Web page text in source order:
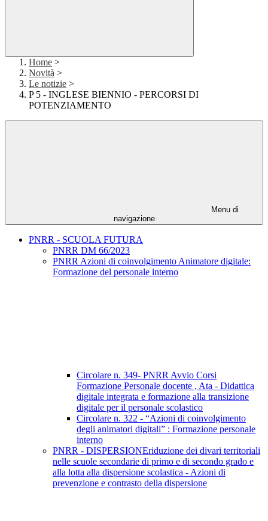
Home >
Novità >
Le notizie >
P 5 - INGLESE BIENNIO - PERCORSI DI
POTENZIAMENTO
Menu di
navigazione
PNRR - SCUOLA FUTURA
PNRR DM 66/2023
PNRR Azioni di coinvolgimento Animatore digitale:
Formazione del personale interno
Circolare n. 349- PNRR Avvio Corsi
Formazione Personale docente , Ata - Didattica
digitale integrata e formazione alla transizione
digitale per il personale scolastico
Circolare n. 322 - “Azioni di coinvolgimento
degli animatori digitali” : Formazione personale
interno
PNRR - DISPERSIONEriduzione dei divari territoriali
nelle scuole secondarie di primo e di secondo grado e
alla lotta alla dispersione scolastica - Azioni di
prevenzione e contrasto della dispersione